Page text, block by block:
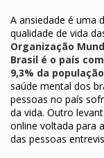
A ansiedade é uma
qualidade de vida
Organização
Brasil é o país
9,3% da
saúde mental dos
pessoas no país
da vida. Outro
online voltada para
das pessoas